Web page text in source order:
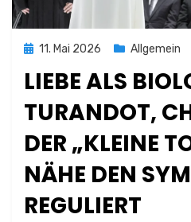
Posted
11. Mai 2026 Allgemein
LIEBE ALS
TURANDOT,
DER „KLEINE
NÄHE DEN
REGULIERT